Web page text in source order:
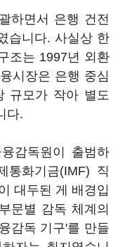
하면서 은행 건전
습니다. 사실상 한
조는 1997년 외환
시장은 은행 중심
규모가 작아 별도
다.
감독원이 출범하
통화기금(IMF) 직
대두된 게 배경입
문별 감독 체계의
감독 기구'를 만들